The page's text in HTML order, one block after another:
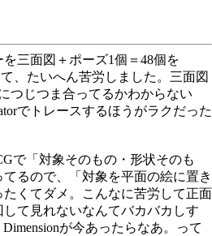
三面図＋ポーズ1個＝48個を
、たいへん苦労しました。三面図
つじつま合ってるかわからない
でトレースするほうがラクだった
で「対象そのもの・形状そのも
るので、「対象を平面の絵に置き
くてダメ。こんなに苦労して正面
て見れないなんてバカバカしす
が今あったらなあ。って